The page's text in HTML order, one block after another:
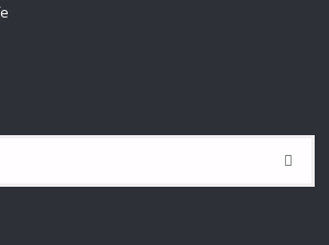
SUCHE